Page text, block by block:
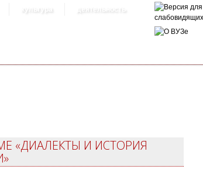
культура деятельность
«ДИАЛЕКТЫ И ИСТОРИЯ